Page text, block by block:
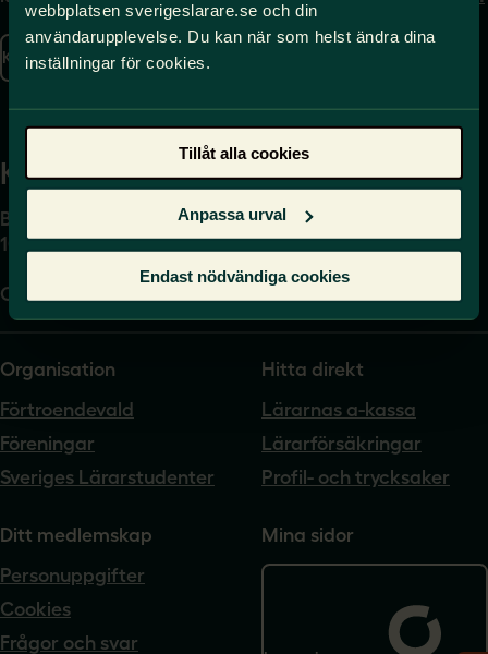
webbplatsen sverigeslarare.se och din
användarupplevelse. Du kan när som helst ändra dina
inställningar för cookies.
Tillåt alla cookies
Anpassa urval
Endast nödvändiga cookies
Kontakta oss
se
Kansli
Box 17061
104 62 Stockholm
Org.nr. 802540-5542
Organisation
Förtroendevald
Föreningar
Sveriges Lärarstudenter
Hitta direkt
Lärarnas a-kassa
Lärarförsäkringar
Profil- och trycksaker
Ditt medlemskap
Personuppgifter
Cookies
Frågor och svar
Mina sidor